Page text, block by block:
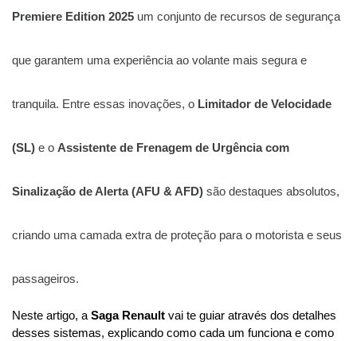
Premiere Edition 2025 um conjunto de recursos de segurança
que garantem uma experiência ao volante mais segura e
tranquila. Entre essas inovações, o Limitador de Velocidade
(SL) e o Assistente de Frenagem de Urgência com
Sinalização de Alerta (AFU & AFD) são destaques absolutos,
criando uma camada extra de proteção para o motorista e seus
passageiros.
Neste artigo, a Saga Renault vai te guiar através dos detalhes
desses sistemas, explicando como cada um funciona e como